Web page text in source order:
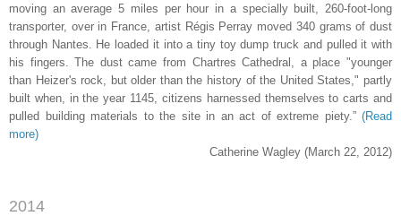
moving an average 5 miles per hour in a specially built, 260-foot-long
transporter, over in France, artist Régis Perray moved 340 grams of dust
through Nantes. He loaded it into a tiny toy dump truck and pulled it with
his fingers. The dust came from Chartres Cathedral, a place "younger
than Heizer's rock, but older than the history of the United States," partly
built when, in the year 1145, citizens harnessed themselves to carts and
pulled building materials to the site in an act of extreme piety. ” (Read
more)
Catherine Wagley (March 22, 2012)
2014